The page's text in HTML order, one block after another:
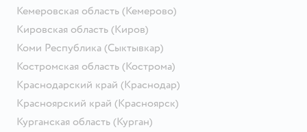
Кемеровская область (Кемерово)
Кировская область (Киров)
Коми Республика (Сыктывкар)
Костромская область (Кострома)
Краснодарский край (Краснодар)
Красноярский край (Красноярск)
Курганская область (Курган)